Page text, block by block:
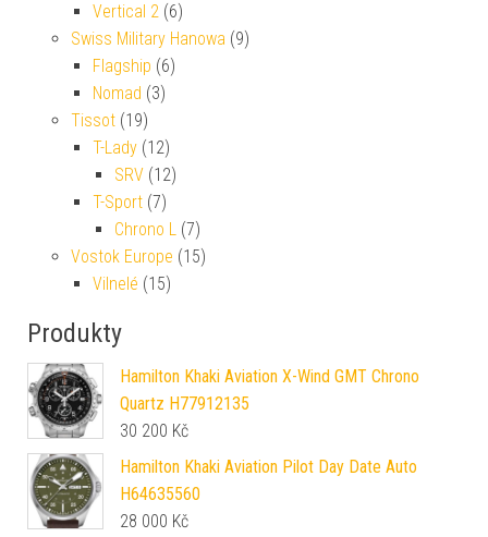
Vertical 2 (6)
Swiss Military Hanowa (9)
Flagship (6)
Nomad (3)
Tissot (19)
T-Lady (12)
SRV (12)
T-Sport (7)
Chrono L (7)
Vostok Europe (15)
Vilnelé (15)
Produkty
Hamilton Khaki Aviation X-Wind GMT Chrono
Quartz H77912135
30 200 Kč
Hamilton Khaki Aviation Pilot Day Date Auto
H64635560
28 000 Kč